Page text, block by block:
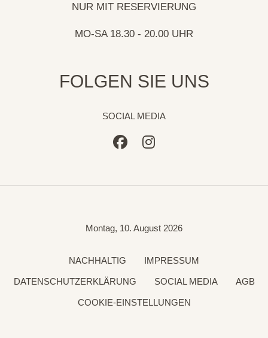
+49 (0) 77 22 - 9 50 50
info@hotel-dorer.de
NUR MIT RESERVIERUNG
MO-SA 18.30 - 20.00 UHR
FOLGEN SIE UNS
SOCIAL MEDIA
Montag, 10. August 2026
NACHHALTIG IMPRESSUM
DATENSCHUTZERKLÄRUNG SOCIAL MEDIA AGB
COOKIE-EINSTELLUNGEN